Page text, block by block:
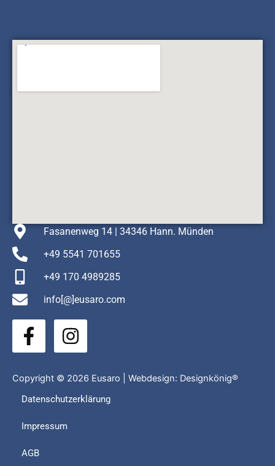
Fasanenweg 14 | 34346 Hann. Münden
+49 5541 701655
+49 170 4989285
info[@]eusaro.com
F
a
e
b
o
o
k
I
n
t
a
Copyright © 2026 Eusaro | Webdesign: Designkönig®
Datenschutzerklärung
Impressum
AGB